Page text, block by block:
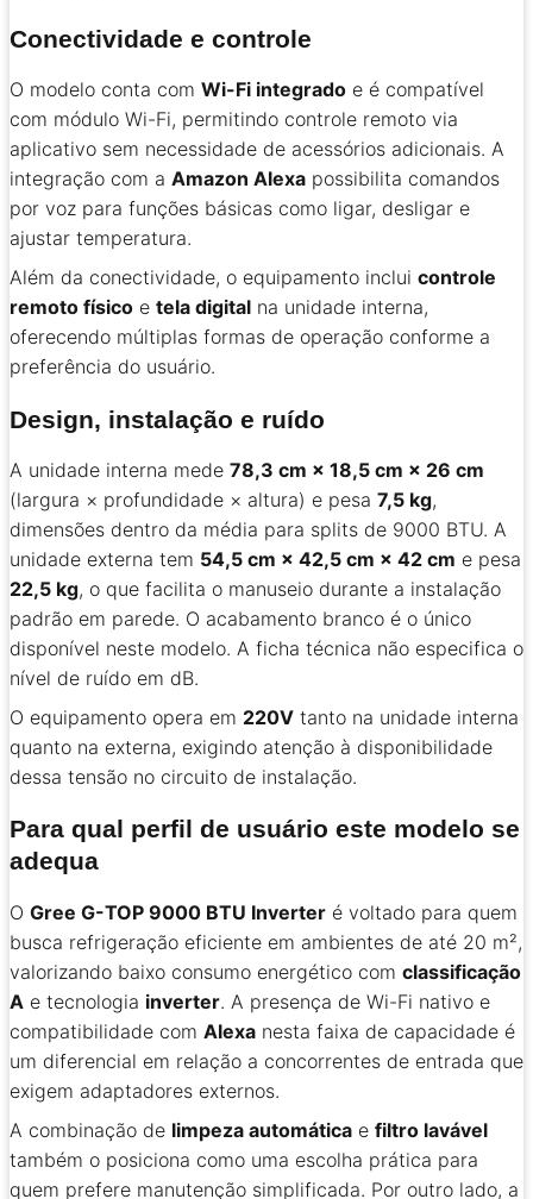
Conectividade e controle
O modelo conta com Wi-Fi integrado e é compatível
com módulo Wi-Fi, permitindo controle remoto via
aplicativo sem necessidade de acessórios adicionais. A
integração com a Amazon Alexa possibilita comandos
por voz para funções básicas como ligar, desligar e
ajustar temperatura.
Além da conectividade, o equipamento inclui controle
remoto físico e tela digital na unidade interna,
oferecendo múltiplas formas de operação conforme a
preferência do usuário.
Design, instalação e ruído
A unidade interna mede 78,3 cm × 18,5 cm × 26 cm
(largura × profundidade × altura) e pesa 7,5 kg,
dimensões dentro da média para splits de 9000 BTU. A
unidade externa tem 54,5 cm × 42,5 cm × 42 cm e pesa
22,5 kg, o que facilita o manuseio durante a instalação
padrão em parede. O acabamento branco é o único
disponível neste modelo. A ficha técnica não especifica o
nível de ruído em dB.
O equipamento opera em 220V tanto na unidade interna
quanto na externa, exigindo atenção à disponibilidade
dessa tensão no circuito de instalação.
Para qual perfil de usuário este modelo se
adequa
O Gree G-TOP 9000 BTU Inverter é voltado para quem
busca refrigeração eficiente em ambientes de até 20 m²,
valorizando baixo consumo energético com classificação
A e tecnologia inverter. A presença de Wi-Fi nativo e
compatibilidade com Alexa nesta faixa de capacidade é
um diferencial em relação a concorrentes de entrada que
exigem adaptadores externos.
A combinação de limpeza automática e filtro lavável
também o posiciona como uma escolha prática para
quem prefere manutenção simplificada. Por outro lado, a